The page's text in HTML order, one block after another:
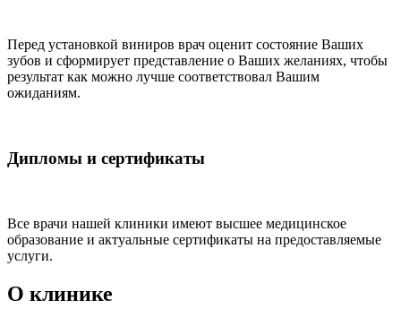
Перед установкой виниров врач оценит состояние Ваших
зубов и сформирует представление о Ваших желаниях, чтобы
результат как можно лучше соответствовал Вашим
ожиданиям.
Дипломы и сертификаты
Все врачи нашей клиники имеют высшее медицинское
образование и актуальные сертификаты на предоставляемые
услуги.
О клинике